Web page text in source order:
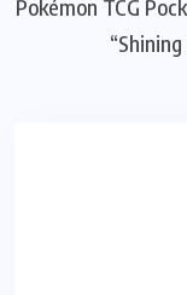
Pokémon TCG